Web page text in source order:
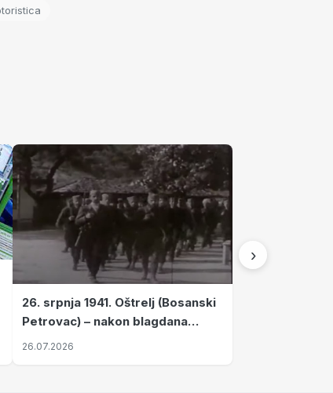
26. srpnja 1941. Oštrelj (Bosanski
Petrovac) – nakon blagdana
Svete Ane izvršen napad srpskih
26.07.2026
›